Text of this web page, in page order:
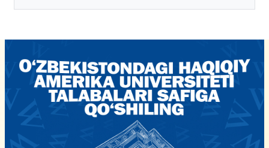
tasdiqlandi